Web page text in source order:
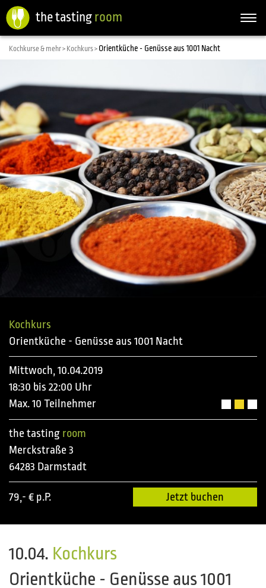
the tasting room
Kochkurse & mehr > Kochkurs > Orientküche - Genüsse aus 1001 Nacht
Kochkurs
Orientküche - Genüsse aus 1001 Nacht
Mittwoch, 10.04.2019
18:30 bis 22:00 Uhr
Max. 10 Teilnehmer
the tasting room
Merckstraße 3
64283 Darmstadt
79,- € p.P. Jetzt buchen
10.04. Kochkurs
Orientküche - Genüsse aus 1001